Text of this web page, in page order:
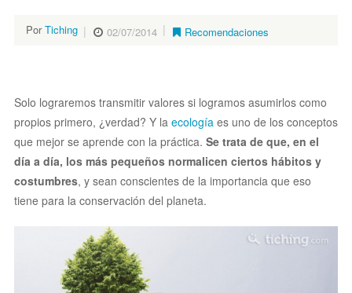
PorTiching 02/07/2014 Recomendaciones
Solo lograremos transmitir valores si logramos asumirlos como
propios primero, ¿verdad? Y la ecología es uno de los conceptos
que mejor se aprende con la práctica. Se trata de que, en el
día a día, los más pequeños normalicen ciertos hábitos y
costumbres, y sean conscientes de la importancia que eso
tiene para la conservación del planeta.